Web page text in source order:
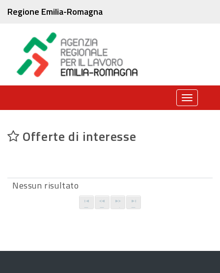
Regione Emilia-Romagna
Toggle
Offerte di interesse
Nessun risultato